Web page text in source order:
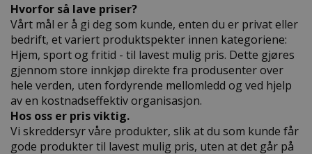
Hvorfor så lave priser?
Vårt mål er å gi deg som kunde, enten du er privat eller
bedrift, et variert produktspekter innen kategoriene:
Hjem, sport og fritid - til lavest mulig pris. Dette gjøres
gjennom store innkjøp direkte fra produsenter over
hele verden, uten fordyrende mellomledd og ved hjelp
av en kostnadseffektiv organisasjon.
Hos oss er pris viktig.
Vi skreddersyr våre produkter, slik at du som kunde får
gode produkter til lavest mulig pris, uten at det går på